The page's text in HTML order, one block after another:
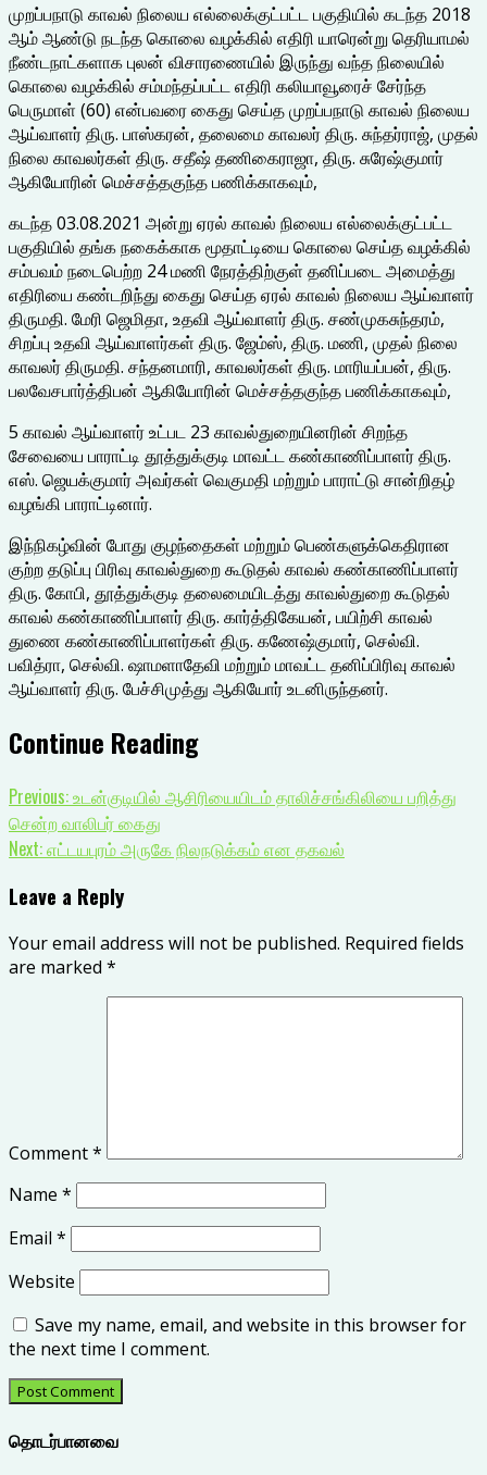
முறப்பநாடு காவல் நிலைய எல்லைக்குட்பட்ட பகுதியில் கடந்த 2018
ஆம் ஆண்டு நடந்த கொலை வழக்கில் எதிரி யாரென்று தெரியாமல்
நீண்டநாட்களாக புலன் விசாரணையில் இருந்து வந்த நிலையில்
கொலை வழக்கில் சம்மந்தப்பட்ட எதிரி கலியாவூரைச் சேர்ந்த
பெருமாள் (60) என்பவரை கைது செய்த முறப்பநாடு காவல் நிலைய
ஆய்வாளர் திரு. பாஸ்கரன், தலைமை காவலர் திரு. சுந்தர்ராஜ், முதல்
நிலை காவலர்கள் திரு. சதீஷ் தணிகைராஜா, திரு. சுரேஷ்குமார்
ஆகியோரின் மெச்சத்தகுந்த பணிக்காகவும்,
கடந்த 03.08.2021 அன்று ஏரல் காவல் நிலைய எல்லைக்குட்பட்ட
பகுதியில் தங்க நகைக்காக மூதாட்டியை கொலை செய்த வழக்கில்
சம்பவம் நடைபெற்ற 24 மணி நேரத்திற்குள் தனிப்படை அமைத்து
எதிரியை கண்டறிந்து கைது செய்த ஏரல் காவல் நிலைய ஆய்வாளர்
திருமதி. மேரி ஜெமிதா, உதவி ஆய்வாளர் திரு. சண்முகசுந்தரம்,
சிறப்பு உதவி ஆய்வாளர்கள் திரு. ஜேம்ஸ், திரு. மணி, முதல் நிலை
காவலர் திருமதி. சந்தனமாரி, காவலர்கள் திரு. மாரியப்பன், திரு.
பலவேசபார்த்திபன் ஆகியோரின் மெச்சத்தகுந்த பணிக்காகவும்,
5 காவல் ஆய்வாளர் உட்பட 23 காவல்துறையினரின் சிறந்த
சேவையை பாராட்டி தூத்துக்குடி மாவட்ட கண்காணிப்பாளர் திரு.
எஸ். ஜெயக்குமார் அவர்கள் வெகுமதி மற்றும் பாராட்டு சான்றிதழ்
வழங்கி பாராட்டினார்.
இந்நிகழ்வின் போது குழந்தைகள் மற்றும் பெண்களுக்கெதிரான
குற்ற தடுப்பு பிரிவு காவல்துறை கூடுதல் காவல் கண்காணிப்பாளர்
திரு. கோபி, தூத்துக்குடி தலைமையிடத்து காவல்துறை கூடுதல்
காவல் கண்காணிப்பாளர் திரு. கார்த்திகேயன், பயிற்சி காவல்
துணை கண்காணிப்பாளர்கள் திரு. கணேஷ்குமார், செல்வி.
பவித்ரா, செல்வி. ஷாமளாதேவி மற்றும் மாவட்ட தனிப்பிரிவு காவல்
ஆய்வாளர் திரு. பேச்சிமுத்து ஆகியோர் உடனிருந்தனர்.
Continue Reading
Previous:உடன்குடியில் ஆசிரியையிடம் தாலிச்சங்கிலியை பறித்து
சென்ற வாலிபர் கைது
Next:எட்டயபுரம் அருகே நிலநடுக்கம் என தகவல்
Leave a Reply
Your email address will not be published. Required fields
are marked *
Comment*
Name *
Email *
Website
Save my name, email, and website in this browser for
the next time I comment.
தொடர்பானவை